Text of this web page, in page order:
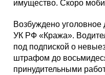
имущество. Скоро
Возбуждено уголовное
УК РФ «Кража».
под подпиской о
штрафом до
принудительными